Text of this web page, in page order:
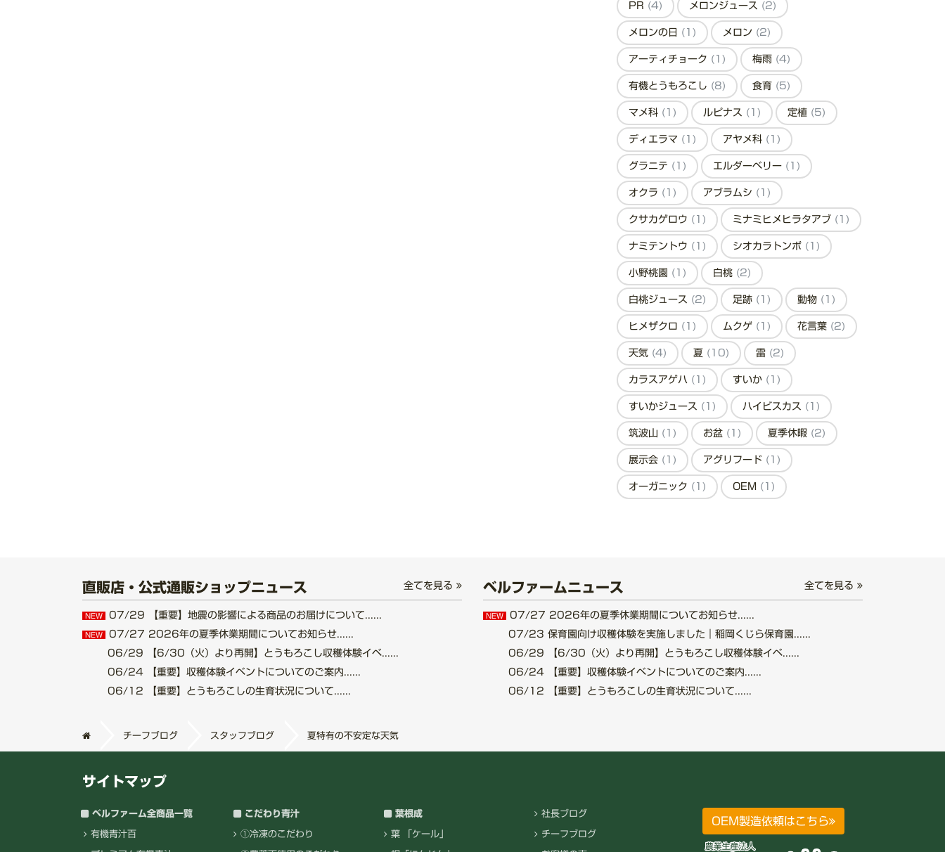
PR (4) メロンジュース (2)
メロンの日 (1) メロン (2)
アーティチョーク (1) 梅雨 (4)
有機とうもろこし (8) 食育 (5)
マメ科 (1) ルピナス (1) 定植 (5)
ディエラマ (1) アヤメ科 (1)
グラニテ (1) エルダーベリー (1)
オクラ (1) アブラムシ (1)
クサカゲロウ (1) ミナミヒメヒラタアブ (1)
ナミテントウ (1) シオカラトンボ (1)
小野桃園 (1) 白桃 (2)
白桃ジュース (2) 足跡 (1) 動物 (1)
ヒメザクロ (1) ムクゲ (1) 花言葉 (2)
天気 (4) 夏 (10) 雷 (2)
カラスアゲハ (1) すいか (1)
すいかジュース (1) ハイビスカス (1)
筑波山 (1) お盆 (1) 夏季休暇 (2)
展示会 (1) アグリフード (1)
オーガニック (1) OEM (1)
直販店・公式通販ショップニュース 全てを見る
NEW 07/29 【重要】地震の影響による商品のお届けについて......
NEW 07/27 2026年の夏季休業期間についてお知らせ......
06/29 【6/30（火）より再開】とうもろこし収穫体験イベ......
06/24 【重要】収穫体験イベントについてのご案内......
06/12 【重要】とうもろこしの生育状況について......
ベルファームニュース 全てを見る
NEW 07/27 2026年の夏季休業期間についてお知らせ......
07/23 保育園向け収穫体験を実施しました｜稲岡くじら保育園......
06/29 【6/30（火）より再開】とうもろこし収穫体験イベ......
06/24 【重要】収穫体験イベントについてのご案内......
06/12 【重要】とうもろこしの生育状況について......
チーフブログ スタッフブログ 夏特有の不安定な天気
サイトマップ
ベルファーム全商品一覧
有機青汁百
こだわり青汁
①冷凍のこだわり
葉根成
葉 「ケール」
社長ブログ
チーフブログ
OEM製造依頼はこちら